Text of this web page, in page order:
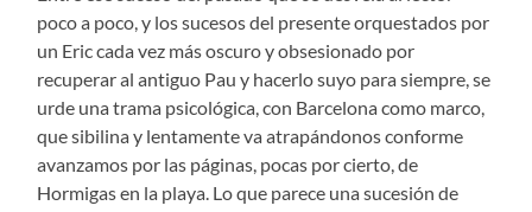
poco a poco, y los sucesos del presente orquestados por
un Eric cada vez más oscuro y obsesionado por
recuperar al antiguo Pau y hacerlo suyo para siempre, se
urde una trama psicológica, con Barcelona como marco,
que sibilina y lentamente va atrapándonos conforme
avanzamos por las páginas, pocas por cierto, de
Hormigas en la playa. Lo que parece una sucesión de